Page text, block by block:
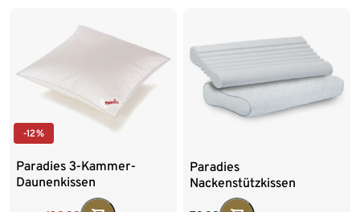
-12%
Paradies 3-Kammer-
Daunenkissen
»Eimsbüttel«, fest, 80 x
Paradies
Nackenstützkissen
reVita® Relax